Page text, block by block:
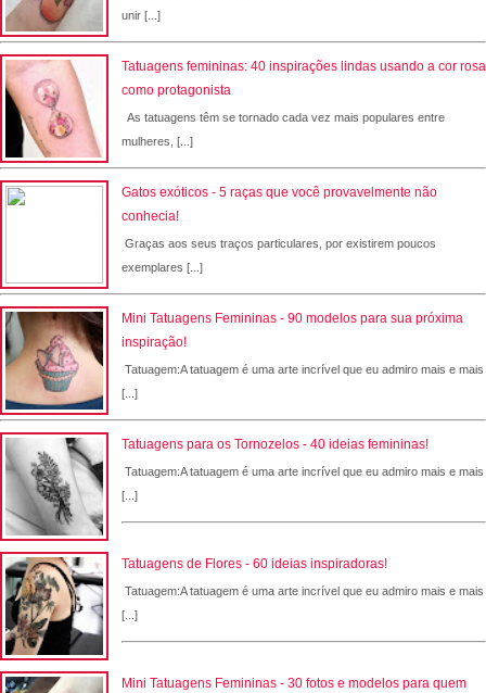
unir [...]
Tatuagens femininas: 40 inspirações lindas usando a cor rosa
como protagonista
As tatuagens têm se tornado cada vez mais populares entre
mulheres, [...]
Gatos exóticos - 5 raças que você provavelmente não
conhecia!
Graças aos seus traços particulares, por existirem poucos
exemplares [...]
Mini Tatuagens Femininas - 90 modelos para sua próxima
inspiração!
Tatuagem:A tatuagem é uma arte incrível que eu admiro mais e mais
[...]
Tatuagens para os Tornozelos - 40 ideias femininas!
Tatuagem:A tatuagem é uma arte incrível que eu admiro mais e mais
[...]
Tatuagens de Flores - 60 ideias inspiradoras!
Tatuagem:A tatuagem é uma arte incrível que eu admiro mais e mais
[...]
Mini Tatuagens Femininas - 30 fotos e modelos para quem